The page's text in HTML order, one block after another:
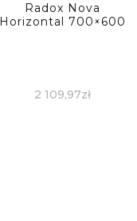
Radox Nova
Horizontal 700×600
2 109,97zł